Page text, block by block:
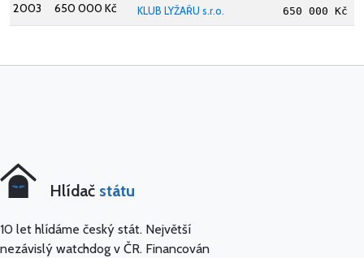
2003 650 000 Kč KLUB LYŽAŘU s.r.o. 650 000 Kč
Hlídač státu
10 let hlídáme český stát. Největší
nezávislý watchdog v ČR. Financován